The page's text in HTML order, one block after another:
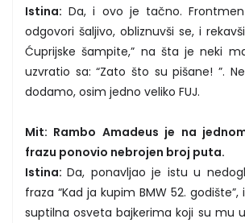
Istina: Da, i ovo je tačno.
odgovori šaljivo, obliznuvši se, i
Ćuprijske šampite,” na šta je neki
uzvratio sa: “Zato što su pišane! ”.
dodamo, osim jedno veliko FUJ.
Mit: Rambo Amadeus je na
frazu ponovio nebrojen broj puta.
Istina:Da, ponavljao je istu u
fraza “Kad ja kupim BMW 52.
suptilna osveta bajkerima koji su mu